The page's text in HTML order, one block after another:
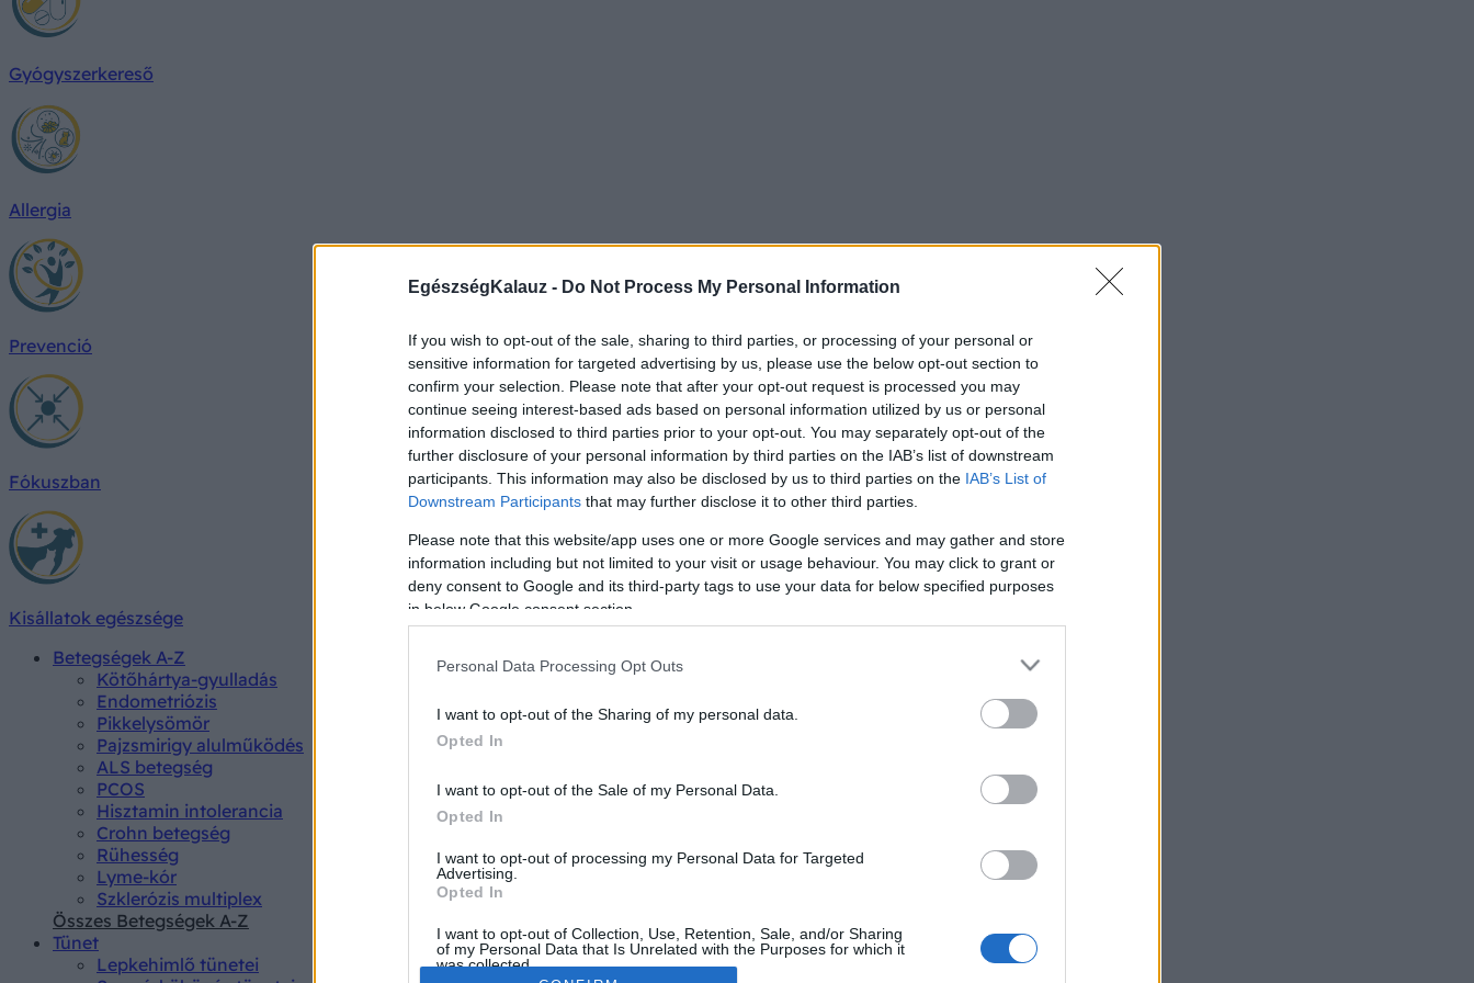
EgészségKalauz - Do Not Process My Personal Information
If you wish to opt-out of the sale, sharing to third parties, or processing of your personal or
sensitive information for targeted advertising by us, please use the below opt-out section to
confirm your selection. Please note that after your opt-out request is processed you may
continue seeing interest-based ads based on personal information utilized by us or personal
information disclosed to third parties prior to your opt-out. You may separately opt-out of the
further disclosure of your personal information by third parties on the IAB’s list of downstream
participants. This information may also be disclosed by us to third parties on the IAB’s List of
Downstream Participants that may further disclose it to other third parties.
Please note that this website/app uses one or more Google services and may gather and store
information including but not limited to your visit or usage behaviour. You may click to grant or
deny consent to Google and its third-party tags to use your data for below specified purposes
in below Google consent section.
Personal Data Processing Opt Outs
I want to opt-out of the Sharing of my personal data.
Opted In
I want to opt-out of the Sale of my Personal Data.
Opted In
I want to opt-out of processing my Personal Data for Targeted
Advertising.
Opted In
I want to opt-out of Collection, Use, Retention, Sale, and/or Sharing
of my Personal Data that Is Unrelated with the Purposes for which it
was collected.
Gyógyszerkereső
Allergia
Prevenció
Fókuszban
Kisállatok egészsége
Betegségek A-Z
Kötőhártya-gyulladás
Endometriózis
Pikkelysömör
Pajzsmirigy alulműködés
ALS betegség
PCOS
Hisztamin intolerancia
Crohn betegség
Rühesség
Lyme-kór
Szklerózis multiplex
Összes Betegségek A-Z
Tünet
Lepkehimlő tünetei